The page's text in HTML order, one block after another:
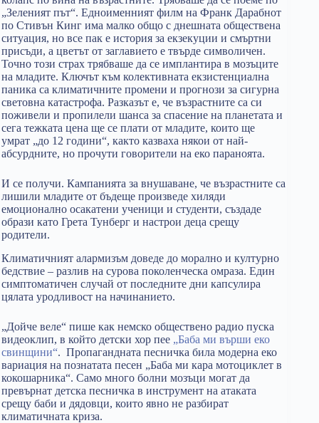
„Зеленият път“. Едноименният филм на Франк Дарабнот
по Стивън Кинг има малко общо с днешната обществена
ситуация, но все пак е история за екзекуции и смъртни
присъди, а цветът от заглавието е твърде символичен.
Точно този страх трябваше да се имплантира в мозъците
на младите. Ключът към колективната екзистенциална
паника са климатичните промени и прогнози за сигурна
световна катастрофа. Разказът е, че възрастните са си
поживели и пропилели шанса за спасение на планетата и
сега тежката цена ще се плати от младите, които ще
умрат „до 12 години“, както казваха някои от най-
абсурдните, но прочути говорители на еко параноята.
И се получи. Кампанията за внушаване, че възрастните са
лишили младите от бъдеще произведе хиляди
емоционално осакатени ученици и студенти, създаде
образи като Грета Тунберг и настрои деца срещу
родители.
Климатичният алармизъм доведе до морално и културно
бедствие – разлив на сурова поколенческа омраза. Един
симптоматичен случай от последните дни капсулира
цялата уродливост на начинанието.
„Дойче веле“ пише как немско обществено радио пуска
видеоклип, в който детски хор пее „Баба ми върши еко
свинщини“. Пропагандната песничка била модерна еко
вариация на познатата песен „Баба ми кара мотоциклет в
кокошарника“. Само много болни мозъци могат да
превърнат детска песничка в инструмент на атаката
срещу баби и дядовци, които явно не разбират
климатичната криза.